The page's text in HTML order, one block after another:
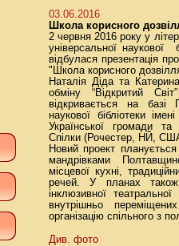
03.06.2016
Школа корисного
2 червня 2016 року у
універсальної наукової
відбулася презентація
"Школа корисного
Наталія Діда та
обміну “Відкритий
відкривається на базі
наукової бібліотеки
Української громади та
Спілки (Рочестер, НЙ,
Новий проект
мандрівками
місцевої кухні,
речей. У планах
інклюзивної
внутрішньо
організацію спільного з
Див. фото